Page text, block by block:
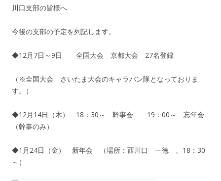
川口支部の皆様へ
今後の支部の予定を列記します。
◆12月7日～9日 全国大会 京都大会 27名登録
（※全国大会 さいたま大会のキャラバン隊となっておりま
す。）
◆12月14日（木） 18：30～ 幹事会 19：00～ 忘年会
（幹事のみ）
◆1月24日（金） 新年会 （場所：西川口 一徳 、18：30
～）